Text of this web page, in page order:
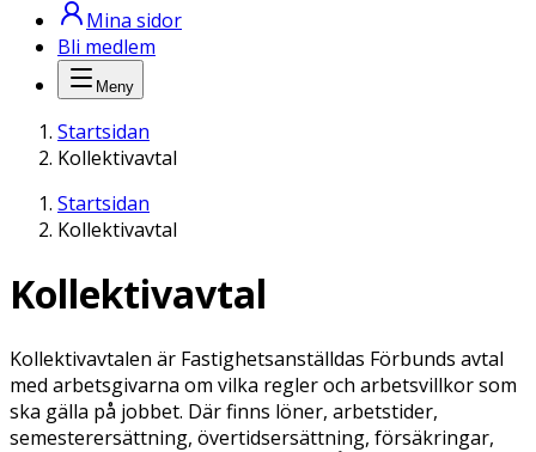
Mina sidor
Bli medlem
Meny
Startsidan
Kollektivavtal
Startsidan
Kollektivavtal
Kollektiv­avtal
Kollektivavtalen är Fastighetsanställdas Förbunds avtal
med arbetsgivarna om vilka regler och arbetsvillkor som
ska gälla på jobbet. Där finns löner, arbetstider,
semesterersättning, övertidsersättning, försäkringar,